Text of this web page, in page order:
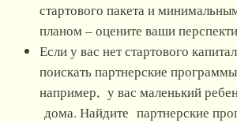
стартового пакета и
планом – оцените ваши
Если у вас нет стартового
поискать партнерские
например, у вас маленький
дома. Найдите партнерские